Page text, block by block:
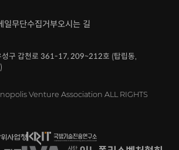
일무단수집거부오시는 길
구 갑천로 361-17, 209~212호 (탑립동,
Venture Association ALL RIGHTS